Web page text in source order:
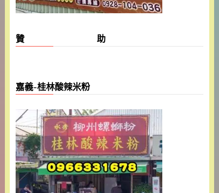
贊 助
嘉義-桂林酸辣米粉